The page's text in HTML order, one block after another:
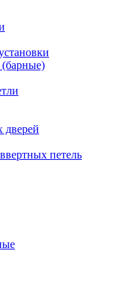
дверей
петель